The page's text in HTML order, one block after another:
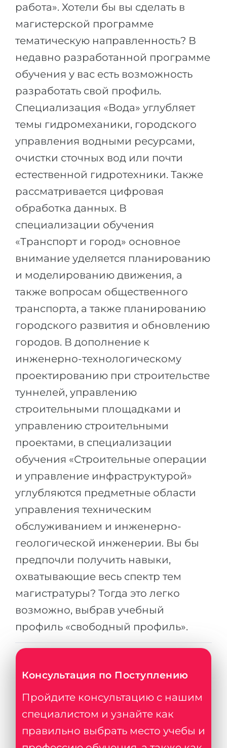
работа». Хотели бы вы сделать в
магистерской программе
тематическую направленность? В
недавно разработанной программе
обучения у вас есть возможность
разработать свой профиль.
Специализация «Вода» углубляет
темы гидромеханики, городского
управления водными ресурсами,
очистки сточных вод или почти
естественной гидротехники. Также
рассматривается цифровая
обработка данных. В
специализации обучения
«Транспорт и город» основное
внимание уделяется планированию
и моделированию движения, а
также вопросам общественного
транспорта, а также планированию
городского развития и обновлению
городов. В дополнение к
инженерно-технологическому
проектированию при строительстве
туннелей, управлению
строительными площадками и
управлению строительными
проектами, в специализации
обучения «Строительные операции
и управление инфраструктурой»
углубляются предметные области
управления техническим
обслуживанием и инженерно-
геологической инженерии. Вы бы
предпочли получить навыки,
охватывающие весь спектр тем
магистратуры? Тогда это легко
возможно, выбрав учебный
профиль «свободный профиль».
Консультация по Поступлению
Пройдите консультацию с нашим
специалистом и узнайте как
правильно выбрать место учебы и